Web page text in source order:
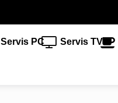
Servis PC Servis TV